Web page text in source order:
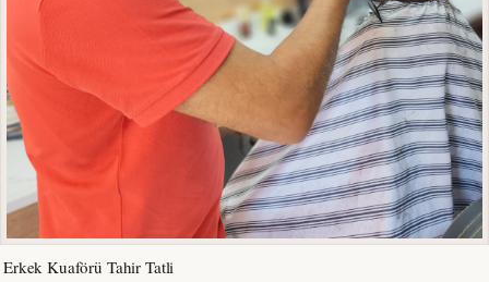
Erkek Kuaförü Tahir Tatli